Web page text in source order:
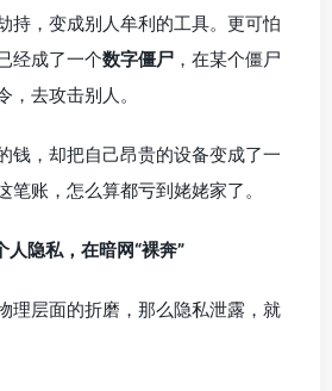
持，变成别人牟利的工具。更可怕
经成了一个数字僵尸 ，在某个僵尸
，去攻击别人。
钱，却把自己昂贵的设备变成了一
笔账，怎么算都亏到姥姥家了。
人隐私，在暗网“裸奔”
理层面的折磨，那么隐私泄露，就